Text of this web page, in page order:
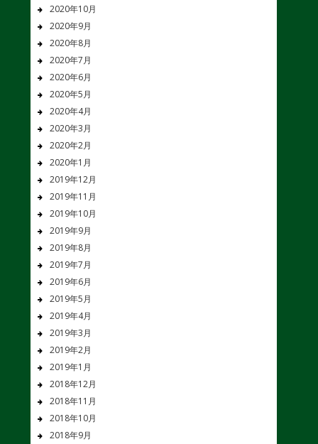
2020年10月
2020年9月
2020年8月
2020年7月
2020年6月
2020年5月
2020年4月
2020年3月
2020年2月
2020年1月
2019年12月
2019年11月
2019年10月
2019年9月
2019年8月
2019年7月
2019年6月
2019年5月
2019年4月
2019年3月
2019年2月
2019年1月
2018年12月
2018年11月
2018年10月
2018年9月